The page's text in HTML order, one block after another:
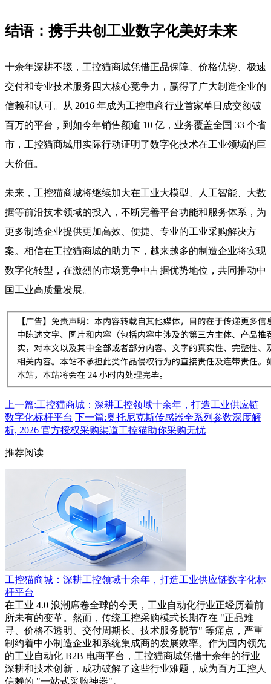
结语：携手共创工业数字化美好未来
十余年深耕不辍，工控猫商城凭借正品保障、价格优势、极速
交付和专业技术服务四大核心竞争力，赢得了广大制造企业的
信赖和认可。从 2016 年成为工控电商行业首家单日成交额破
百万的平台，到如今年销售额逾 10 亿，业务覆盖全国 33 个省
市，工控猫商城用实际行动证明了数字化技术在工业领域的巨
大价值。
未来，工控猫商城将继续加大在工业大模型、人工智能、大数
据等前沿技术领域的投入，不断完善平台功能和服务体系，为
更多制造企业提供更加高效、便捷、专业的工业采购解决方
案。相信在工控猫商城的助力下，越来越多的制造企业将实现
数字化转型，在激烈的市场竞争中占据优势地位，共同推动中
国工业高质量发展。
上一篇:工控猫商城：深耕工控领域十余年，打造工业供应链
数字化标杆平台 下一篇:奥托尼克斯传感器全系列参数深度解
析, 2026 官方授权采购渠道工控猫助你采购无忧
推荐阅读
工控猫商城：深耕工控领域十余年，打造工业供应链数字化标
杆平台
在工业 4.0 浪潮席卷全球的今天，工业自动化行业正经历着前
所未有的变革。然而，传统工控采购模式长期存在 "正品难
寻、价格不透明、交付周期长、技术服务脱节" 等痛点，严重
制约着中小制造企业和系统集成商的发展效率。作为国内领先
的工业自动化 B2B 电商平台，工控猫商城凭借十余年的行业
深耕和技术创新，成功破解了这些行业难题，成为百万工控人
信赖的 "一站式采购神器"。